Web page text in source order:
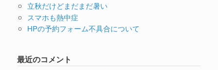
立秋だけどまだまだ暑い
スマホも熱中症
HPの予約フォーム不具合について
最近のコメント